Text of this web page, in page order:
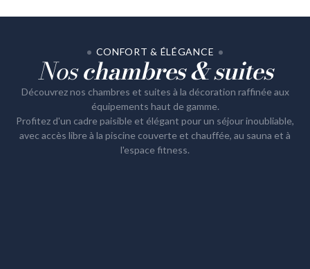
CONFORT & ÉLÉGANCE
Noschambres & suites
Découvrez nos chambres et suites à la décoration raffinée aux
équipements haut de gamme.
Profitez d'un cadre paisible et élégant pour un séjour inoubliable,
avec accès libre à la piscine couverte et chauffée, au sauna et à
l'espace fitness.